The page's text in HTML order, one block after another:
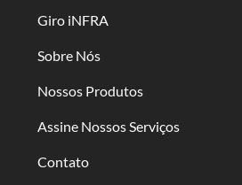
Giro iNFRA
Sobre Nós
Nossos Produtos
Assine Nossos Serviços
Contato